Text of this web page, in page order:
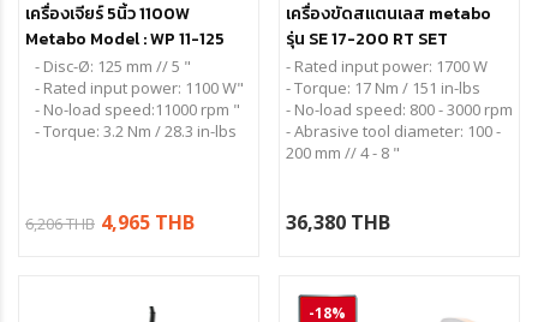
เครื่องเจียร์ 5นิ้ว 1100W
Metabo Model : WP 11-125
Quick
- Disc-Ø: 125 mm // 5 "
- Rated input power: 1100 W"
- No-load speed:11000 rpm "
- Torque: 3.2 Nm / 28.3 in-lbs
6,206 THB 4,965 THB
เครื่องขัดสแตนเลส metabo
รุ่น SE 17-200 RT SET
- Rated input power: 1700 W
- Torque: 17 Nm / 151 in-lbs
- No-load speed: 800 - 3000 rpm
- Abrasive tool diameter: 100 -
200 mm // 4 - 8 "
36,380 THB
-18%